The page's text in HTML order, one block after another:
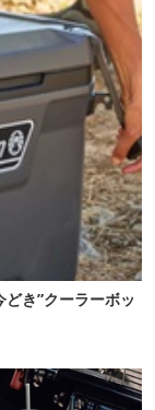
どき”クーラーボッ